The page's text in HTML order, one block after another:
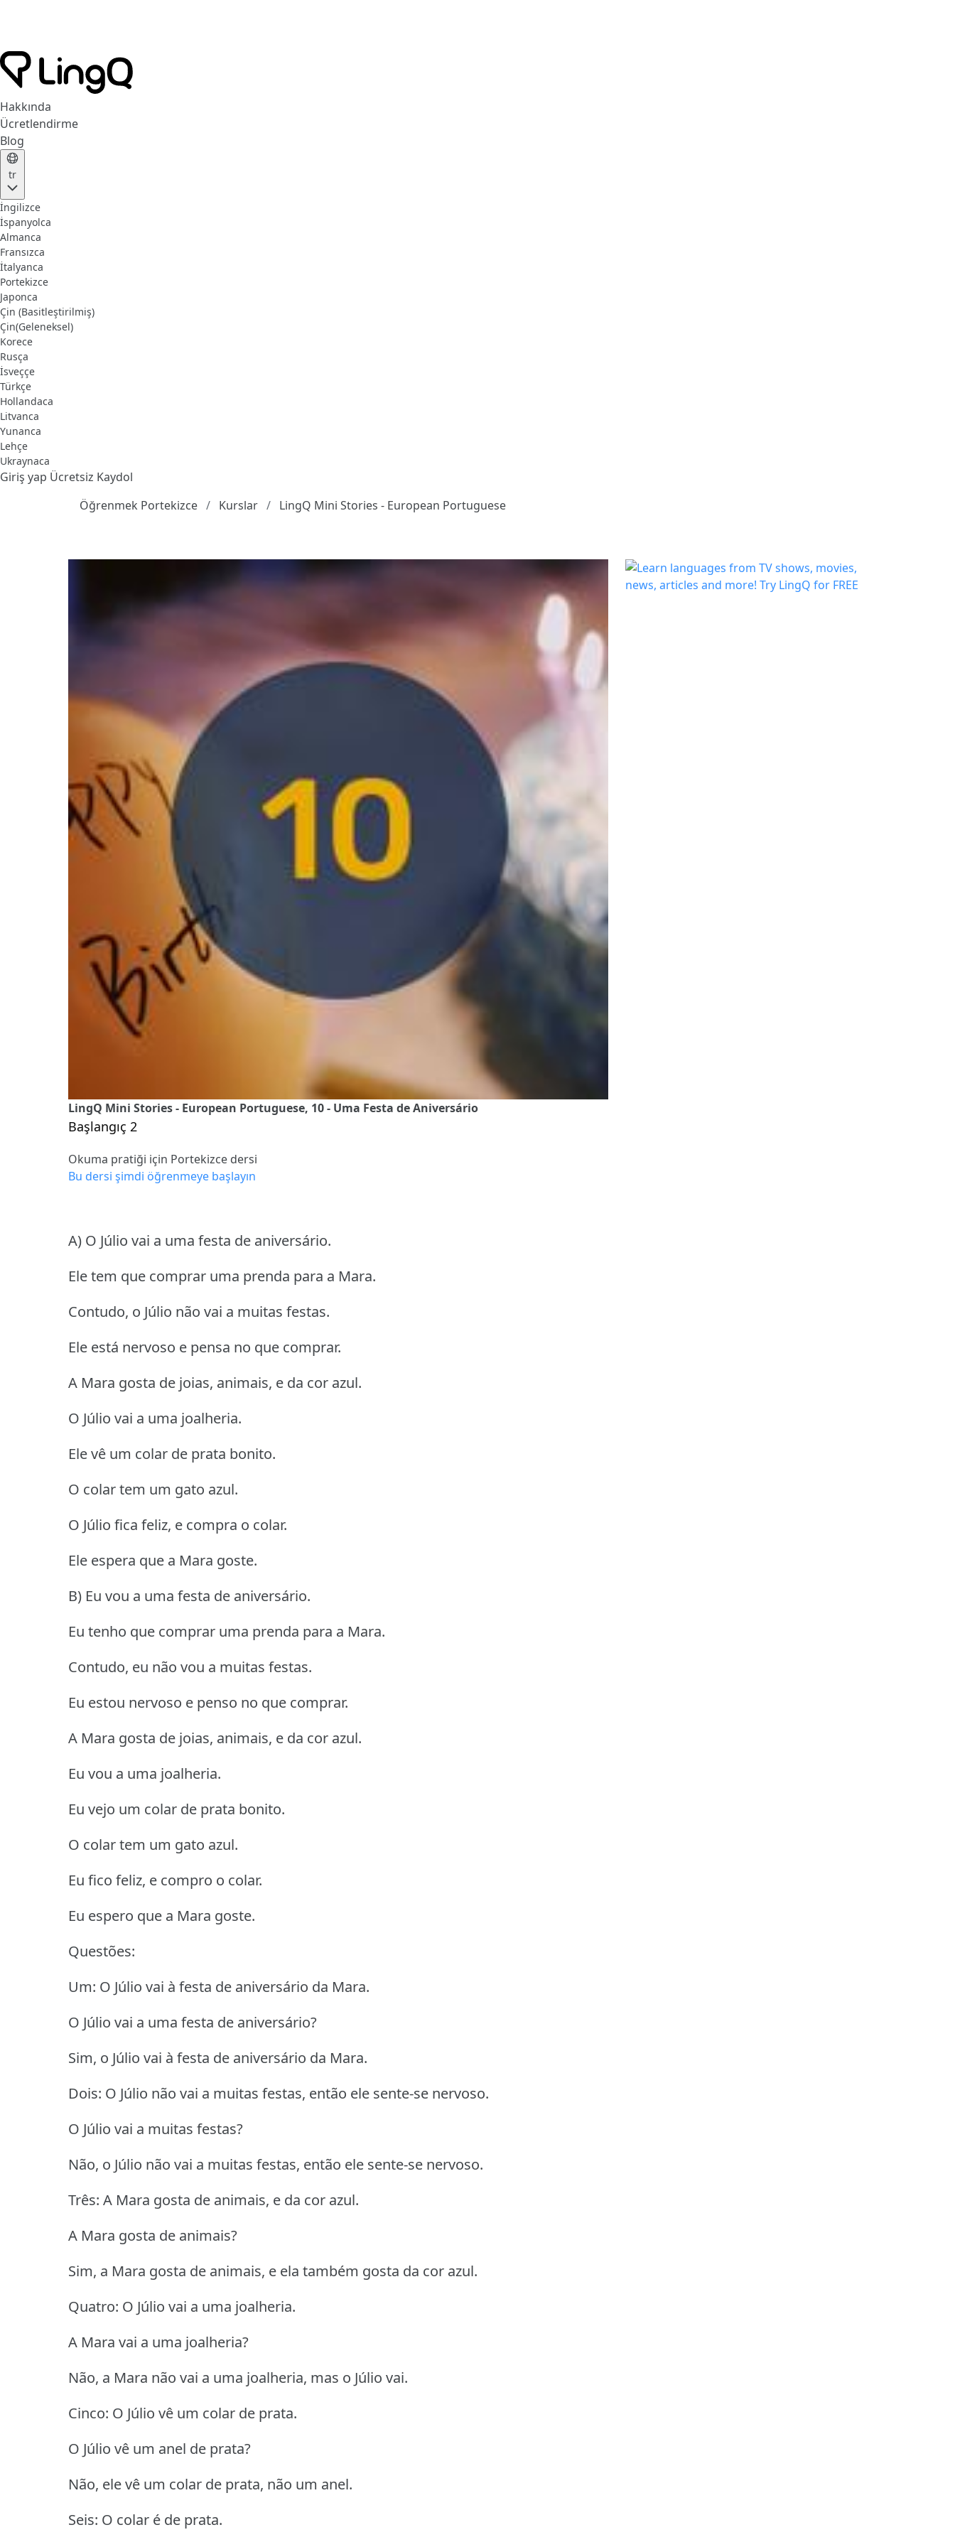
Hakkında
Ücretlendirme
Blog
tr
İngilizce
İspanyolca
Almanca
Fransızca
İtalyanca
Portekizce
Japonca
Çin (Basitleştirilmiş)
Çin(Geleneksel)
Korece
Rusça
İsveççe
Türkçe
Hollandaca
Litvanca
Yunanca
Lehçe
Ukraynaca
Giriş yap Ücretsiz Kaydol
Öğrenmek Portekizce
Kurslar LingQ Mini Stories - European Portuguese
LingQ Mini Stories - European Portuguese, 10 - Uma Festa de Aniversário
Başlangıç 2
Okuma pratiği için Portekizce dersi
Bu dersi şimdi öğrenmeye başlayın
A) O Júlio vai a uma festa de aniversário.
Ele tem que comprar uma prenda para a Mara.
Contudo, o Júlio não vai a muitas festas.
Ele está nervoso e pensa no que comprar.
A Mara gosta de joias, animais, e da cor azul.
O Júlio vai a uma joalheria.
Ele vê um colar de prata bonito.
O colar tem um gato azul.
O Júlio fica feliz, e compra o colar.
Ele espera que a Mara goste.
B) Eu vou a uma festa de aniversário.
Eu tenho que comprar uma prenda para a Mara.
Contudo, eu não vou a muitas festas.
Eu estou nervoso e penso no que comprar.
A Mara gosta de joias, animais, e da cor azul.
Eu vou a uma joalheria.
Eu vejo um colar de prata bonito.
O colar tem um gato azul.
Eu fico feliz, e compro o colar.
Eu espero que a Mara goste.
Questões:
Um: O Júlio vai à festa de aniversário da Mara.
O Júlio vai a uma festa de aniversário?
Sim, o Júlio vai à festa de aniversário da Mara.
Dois: O Júlio não vai a muitas festas, então ele sente-se nervoso.
O Júlio vai a muitas festas?
Não, o Júlio não vai a muitas festas, então ele sente-se nervoso.
Três: A Mara gosta de animais, e da cor azul.
A Mara gosta de animais?
Sim, a Mara gosta de animais, e ela também gosta da cor azul.
Quatro: O Júlio vai a uma joalheria.
A Mara vai a uma joalheria?
Não, a Mara não vai a uma joalheria, mas o Júlio vai.
Cinco: O Júlio vê um colar de prata.
O Júlio vê um anel de prata?
Não, ele vê um colar de prata, não um anel.
Seis: O colar é de prata.